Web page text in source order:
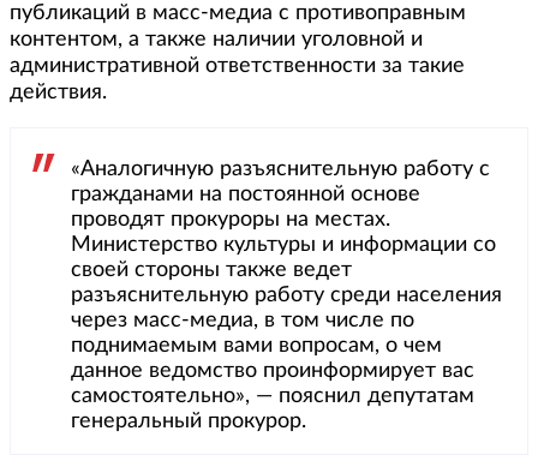
публикаций в масс-медиа с противоправным
контентом, а также наличии уголовной и
административной ответственности за такие
действия.
«Аналогичную разъяснительную работу с
гражданами на постоянной основе
проводят прокуроры на местах.
Министерство культуры и информации со
своей стороны также ведет
разъяснительную работу среди населения
через масс-медиа, в том числе по
поднимаемым вами вопросам, о чем
данное ведомство проинформирует вас
самостоятельно», — пояснил депутатам
генеральный прокурор.